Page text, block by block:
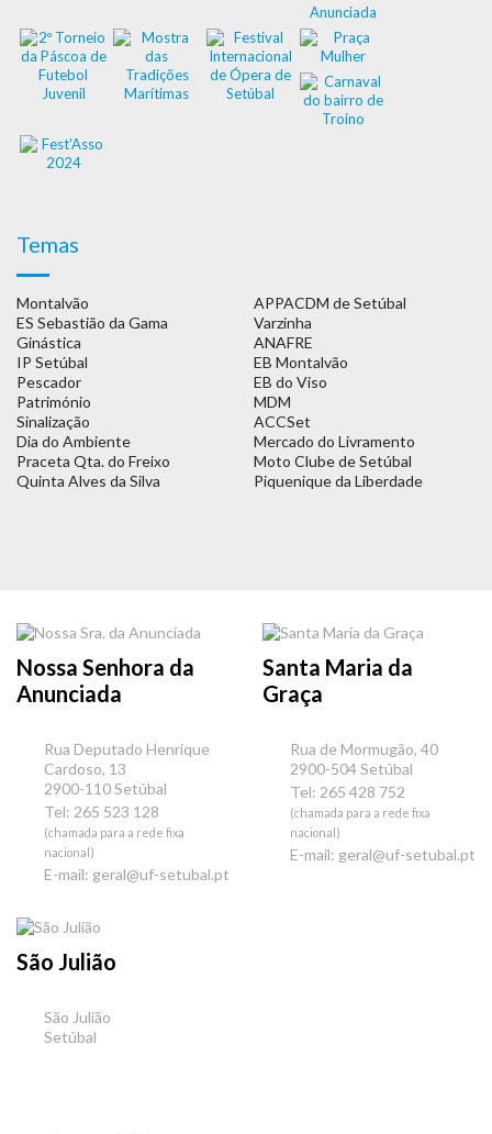
Temas
Montalvão
ES Sebastião da Gama
Ginástica
IP Setúbal
Pescador
Património
Sinalização
Dia do Ambiente
Praceta Qta. do Freixo
Quinta Alves da Silva
APPACDM de Setúbal
Varzinha
ANAFRE
EB Montalvão
EB do Viso
MDM
ACCSet
Mercado do Livramento
Moto Clube de Setúbal
Piquenique da Liberdade
Nossa Senhora da
Anunciada
Rua Deputado Henrique
Cardoso, 13
2900-110 Setúbal
Tel: 265 523 128
(chamada para a rede fixa
nacional)
E-mail: geral@uf-setubal.pt
Santa Maria da
Graça
Rua de Mormugão, 40
2900-504 Setúbal
Tel: 265 428 752
(chamada para a rede fixa
nacional)
E-mail: geral@uf-setubal.pt
São Julião
São Julião
Setúbal